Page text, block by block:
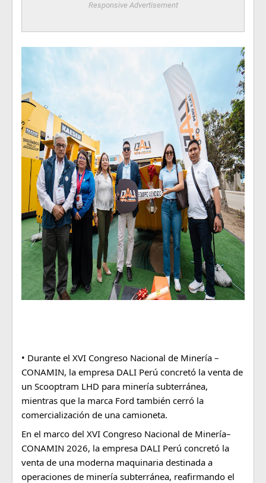
Responsive Advertisement
• Durante el XVI Congreso Nacional de Minería –
CONAMIN, la empresa DALI Perú concretó la venta de
un Scooptram LHD para minería subterránea,
mientras que la marca Ford también cerró la
comercialización de una camioneta.
En el marco del XVI Congreso Nacional de Minería–
CONAMIN 2026, la empresa DALI Perú concretó la
venta de una moderna maquinaria destinada a
operaciones de minería subterránea, reafirmando el